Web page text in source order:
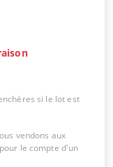
si le lot est
vendons aux
le compte d'un